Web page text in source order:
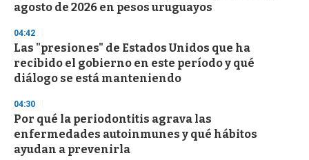
agosto de 2026 en pesos uruguayos
04:42
Las "presiones" de Estados Unidos que ha
recibido el gobierno en este período y qué
diálogo se está manteniendo
04:30
Por qué la periodontitis agrava las
enfermedades autoinmunes y qué hábitos
ayudan a prevenirla